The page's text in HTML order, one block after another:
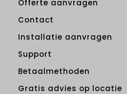
Offerte aanvragen
Contact
Installatie aanvragen
Support
Betaalmethoden
Gratis advies op locatie